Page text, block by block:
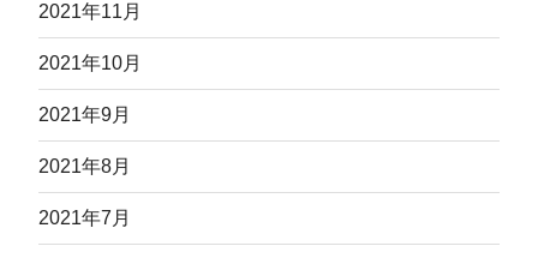
2021年11月
2021年10月
2021年9月
2021年8月
2021年7月